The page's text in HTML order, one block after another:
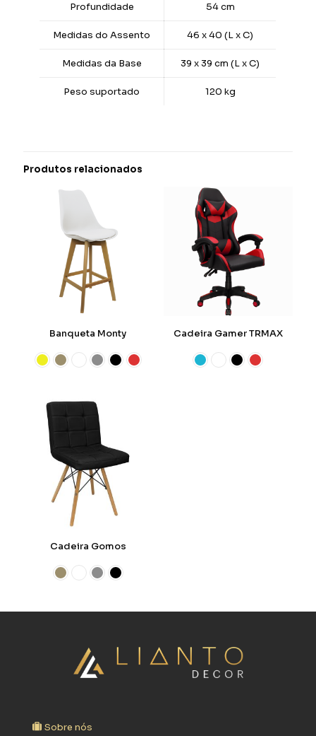
Profundidade 54 cm
Medidas do Assento 46 x 40 (L x C)
Medidas da Base 39 x 39 cm (L x C)
Peso suportado 120 kg
Produtos relacionados
Banqueta Monty Cadeira Gamer TRMAX
Cadeira Gomos
Sobre nós